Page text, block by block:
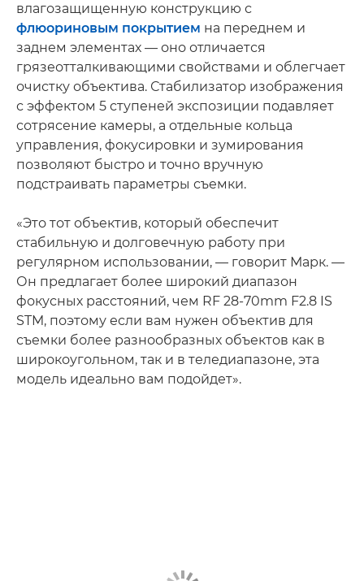
влагозащищенную конструкцию с
флюориновым покрытием на переднем и
заднем элементах — оно отличается
грязеотталкивающими свойствами и облегчает
очистку объектива. Стабилизатор изображения
с эффектом 5 ступеней экспозиции подавляет
сотрясение камеры, а отдельные кольца
управления, фокусировки и зумирования
позволяют быстро и точно вручную
подстраивать параметры съемки.
«Это тот объектив, который обеспечит
стабильную и долговечную работу при
регулярном использовании, — говорит Марк. —
Он предлагает более широкий диапазон
фокусных расстояний, чем RF 28-70mm F2.8 IS
STM, поэтому если вам нужен объектив для
съемки более разнообразных объектов как в
широкоугольном, так и в теледиапазоне, эта
модель идеально вам подойдет».